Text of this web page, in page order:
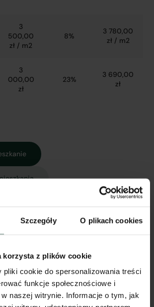
Szczegóły O plikach cookies
korzysta z plików cookie
pliki cookie do spersonalizowania treści
funkcje społecznościowe i
naszej witrynie. Informacje o tym, jak
Spacer 3D Model 3D
z zakupem mieszkania:
3
500,00
zł / m2
8%
3 780,00
zł / m2
3
000,00
zł
23%
3 690,00
zł